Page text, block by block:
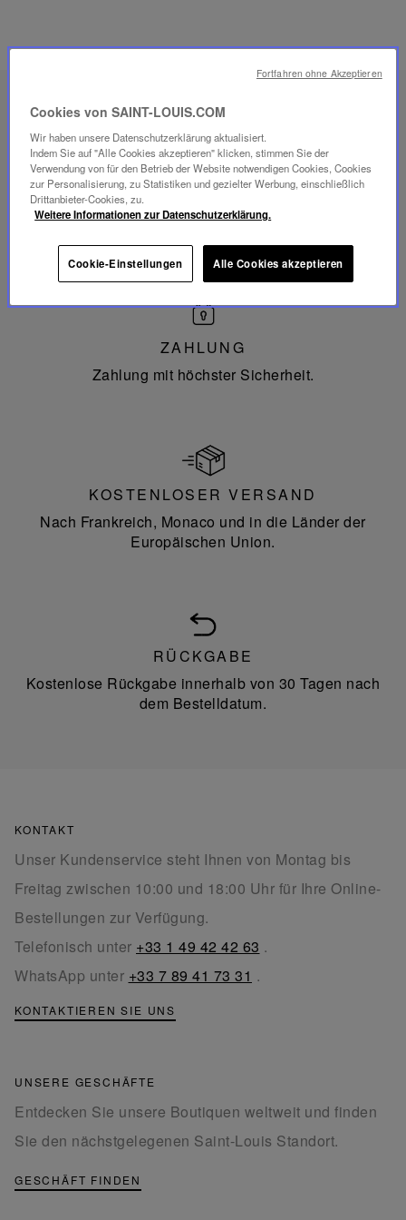
Hergestellt
in
Frankreich
HERGESTELLT IN FRANKREICH
Seit 1586 mundgeblasen und handgeschliffen in Saint-
Louis-lès-Bitche in Lothringen.
ZAHLUNG
Zahlung mit höchster Sicherheit.
KOSTENLOSER VERSAND
Nach Frankreich, Monaco und in die Länder der
Europäischen Union.
RÜCKGABE
Kostenlose Rückgabe innerhalb von 30 Tagen nach
dem Bestelldatum.
KONTAKT
Unser Kundenservice steht Ihnen von Montag bis
Freitag zwischen 10:00 und 18:00 Uhr für Ihre Online-
Bestellungen zur Verfügung.
Telefonisch unter +33 1 49 42 42 63 .
WhatsApp unter +33 7 89 41 73 31 .
KONTAKTIEREN SIE UNS
UNSERE GESCHÄFTE
Entdecken Sie unsere Boutiquen weltweit und finden
Sie den nächstgelegenen Saint-Louis Standort.
GESCHÄFT FINDEN
Cookies von SAINT-LOUIS.COM
Wir haben unsere Datenschutzerklärung aktualisiert.
Indem Sie auf "Alle Cookies akzeptieren" klicken, stimmen Sie der
Verwendung von für den Betrieb der Website notwendigen Cookies, Cookies
zur Personalisierung, zu Statistiken und gezielter Werbung, einschließlich
Drittanbieter-Cookies, zu.
Weitere Informationen zur Datenschutzerklärung.
Cookie-Einstellungen Alle Cookies akzeptieren
Fortfahren ohne Akzeptieren